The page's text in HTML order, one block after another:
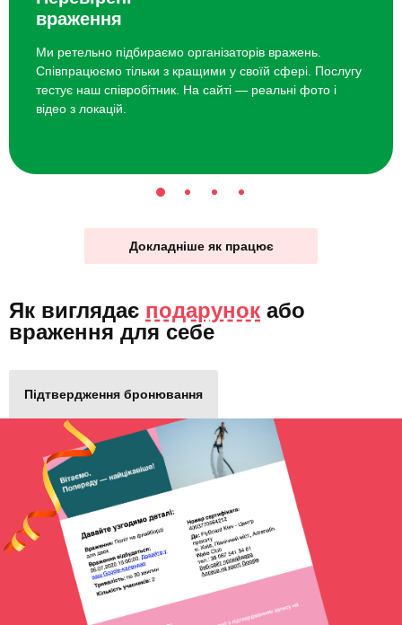
враження
Ми ретельно підбираємо організаторів вражень.
Співпрацюємо тільки з кращими у своїй сфері. Послугу
тестує наш співробітник. На сайті — реальні фото і
відео з локацій.
Докладніше як працює
Як виглядає подарунок або
враження для себе
Підтвердження бронювання